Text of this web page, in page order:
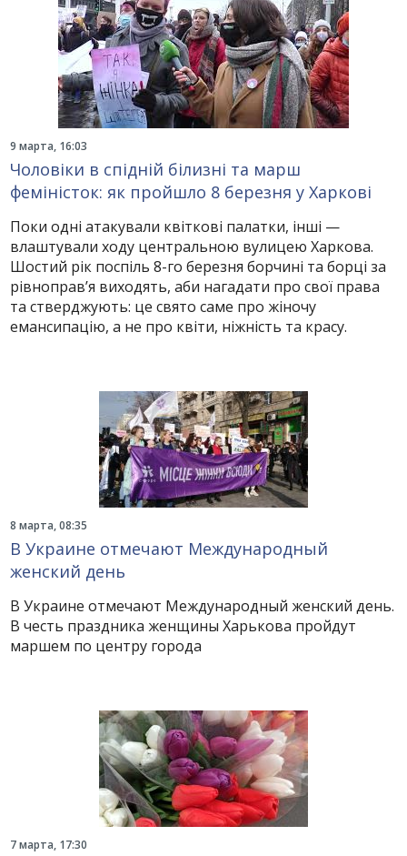
9 марта, 16:03
Чоловіки в спідній білизні та марш
феміністок: як пройшло 8 березня у Харкові
Поки одні атакували квіткові палатки, інші —
влаштували ходу центральною вулицею Харкова.
Шостий рік поспіль 8-го березня борчині та борці за
рівноправ’я виходять, аби нагадати про свої права
та стверджують: це свято саме про жіночу
емансипацію, а не про квіти, ніжність та красу.
8 марта, 08:35
В Украине отмечают Международный
женский день
В Украине отмечают Международный женский день.
В честь праздника женщины Харькова пройдут
маршем по центру города
7 марта, 17:30